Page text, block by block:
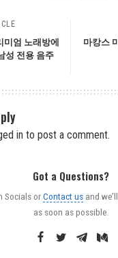
미엄 노래방에
성 전용 음주
마캉스
in to post a comment.
Got a Questions?
Socials orContact us and
as soon as possible.